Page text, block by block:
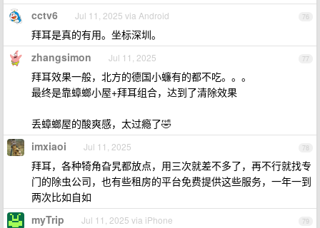
76
cctv6 Jul 11, 2025 via Android
拜耳是真的有用。坐标深圳。
77
zhangsimon Jul 11, 2025
拜耳效果一般，北方的德国小蠊有的都不吃。。。
最终是靠蟑螂小屋+拜耳组合，达到了清除效果
丢蟑螂屋的酸爽感，太过瘾了🤣
78
imxiaoi Jul 11, 2025
拜耳，各种犄角旮旯都放点，用三次就差不多了，再不行就找专
门的除虫公司，也有些租房的平台免费提供这些服务，一年一到
两次比如自如
79
myTrip Jul 11, 2025 via iPhone